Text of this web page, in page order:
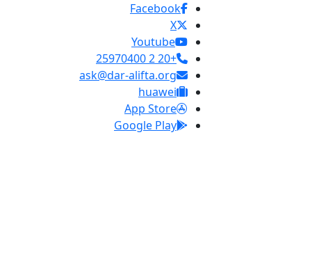
Facebook
X
Youtube
+20 2 25970400
ask@dar-alifta.org
huawei
App Store
Google Play